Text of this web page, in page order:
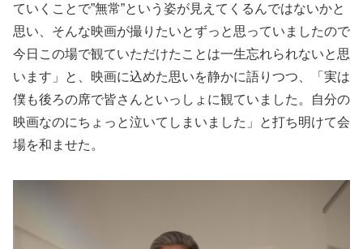
ていくことで”無常”という姿が見えてくるんではないかと
思い、そんな映画が撮りたいとずっと思っていましたので
今日この場で観ていただけたことは一生忘れられないと思
います」と、映画に込めた思いを静かに語りつつ、「実は
僕も後ろの席で皆さんといっしょに観ていました。自分の
映画なのにちょっと泣いてしまいました」と打ち明けて会
場を和ませた。